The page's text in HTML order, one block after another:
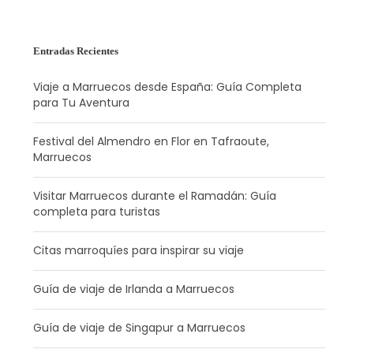
Entradas Recientes
Viaje a Marruecos desde España: Guía Completa
para Tu Aventura
Festival del Almendro en Flor en Tafraoute,
Marruecos
Visitar Marruecos durante el Ramadán: Guía
completa para turistas
Citas marroquíes para inspirar su viaje
Guía de viaje de Irlanda a Marruecos
Guía de viaje de Singapur a Marruecos